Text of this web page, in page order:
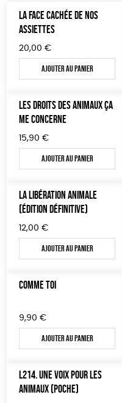
CARTES
BROCHURES
OUTILS ÉDUCATIFS
MON JOURNAL ANIMAL
LIVRETS ÉDUCATIFS
POSTERS ÉDUCATIFS
BD / ILLUSTRÉS
ESSAIS
ACCESSOIRES
150 € - 200 €
Plus de 200€
LA FACE CACHÉE DE NOS
ASSIETTES
20,00 €
Ajouter au panier
LES DROITS DES ANIMAUX ÇA
ME CONCERNE
15,90 €
Ajouter au panier
LA LIBÉRATION ANIMALE
(ÉDITION DÉFINITIVE)
12,00 €
Ajouter au panier
COMME TOI
9,90 €
Ajouter au panier
L214. UNE VOIX POUR LES
ANIMAUX (POCHE)